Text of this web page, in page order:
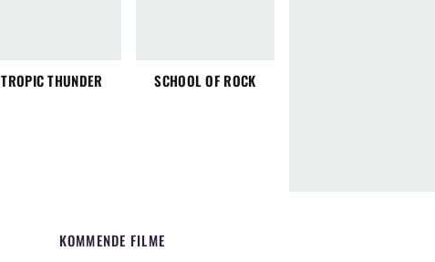
TROPIC THUNDER SCHOOL OF ROCK
KOMMENDE FILME